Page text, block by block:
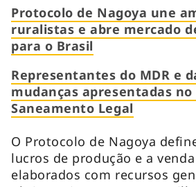
Protocolo de Nagoya une
ruralistas e abre mercado
para o Brasil
Representantes do MDR e
mudanças apresentadas
Saneamento Legal
O Protocolo de Nagoya
lucros de produção e a
elaborados com recursos